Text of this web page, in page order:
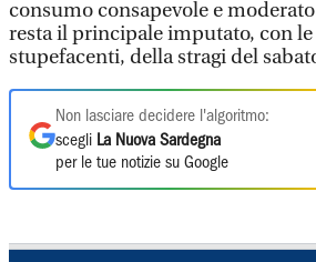
consumo consapevole e
resta il principale imputato, con le
stupefacenti, della stragi del
Non lasciare decidere l'algoritmo:
scegli La Nuova Sardegna
per le tue notizie su Google